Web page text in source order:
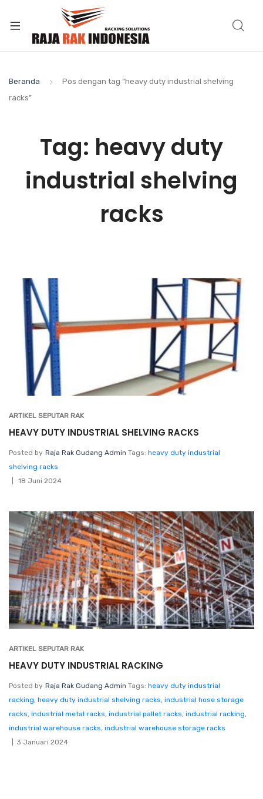
Beranda
Pos dengan tag “heavy duty industrial shelving
racks”
Tag: heavy duty
industrial shelving
racks
ARTIKEL SEPUTAR RAK
HEAVY DUTY INDUSTRIAL SHELVING RACKS
Posted by Raja Rak Gudang Admin Tags: heavy duty industrial
shelving racks
18 Juni 2024
ARTIKEL SEPUTAR RAK
HEAVY DUTY INDUSTRIAL RACKING
Posted by Raja Rak Gudang Admin Tags: heavy duty industrial
racking, heavy duty industrial shelving racks, industrial hose storage
racks, industrial metal racks, industrial pallet racks, industrial racking,
industrial warehouse racks, industrial warehouse storage racks
3 Januari 2024